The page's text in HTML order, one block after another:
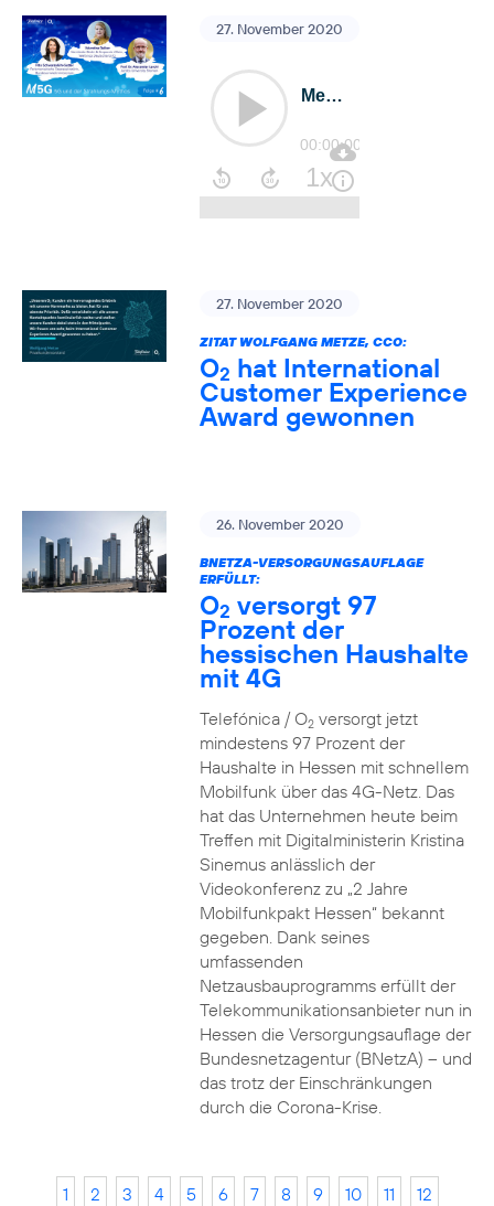
27. November 2020
27. November 2020
ZITAT WOLFGANG METZE, CCO:
O2 hat International
Customer Experience
Award gewonnen
26. November 2020
BNETZA-VERSORGUNGSAUFLAGE
ERFÜLLT:
O2 versorgt 97
Prozent der
hessischen Haushalte
mit 4G
Telefónica / O2versorgt jetzt
mindestens 97 Prozent der
Haushalte in Hessen mit schnellem
Mobilfunk über das 4G-Netz. Das
hat das Unternehmen heute beim
Treffen mit Digitalministerin Kristina
Sinemus anlässlich der
Videokonferenz zu „2 Jahre
Mobilfunkpakt Hessen“ bekannt
gegeben. Dank seines
umfassenden
Netzausbauprogramms erfüllt der
Telekommunikationsanbieter nun in
Hessen die Versorgungsauflage der
Bundesnetzagentur (BNetzA) – und
das trotz der Einschränkungen
durch die Corona-Krise.
1 2 3 4 5 6 7 8 9 10 11
12